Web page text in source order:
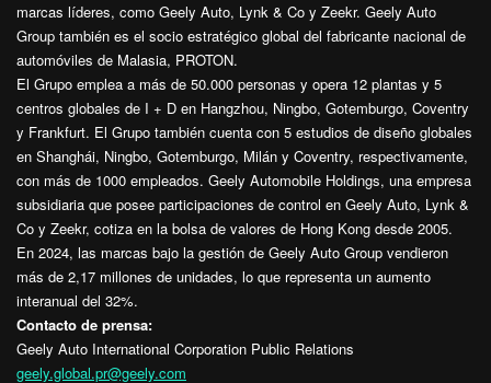
marcas líderes, como Geely Auto, Lynk & Co y Zeekr. Geely Auto
Group también es el socio estratégico global del fabricante nacional de
automóviles de Malasia, PROTON.
El Grupo emplea a más de 50.000 personas y opera 12 plantas y 5
centros globales de I + D en Hangzhou, Ningbo, Gotemburgo, Coventry
y Frankfurt. El Grupo también cuenta con 5 estudios de diseño globales
en Shanghái, Ningbo, Gotemburgo, Milán y Coventry, respectivamente,
con más de 1000 empleados. Geely Automobile Holdings, una empresa
subsidiaria que posee participaciones de control en Geely Auto, Lynk &
Co y Zeekr, cotiza en la bolsa de valores de Hong Kong desde 2005.
En 2024, las marcas bajo la gestión de Geely Auto Group vendieron
más de 2,17 millones de unidades, lo que representa un aumento
interanual del 32%.
Contacto de prensa:
Geely Auto International Corporation Public Relations
geely.global.pr@geely.com